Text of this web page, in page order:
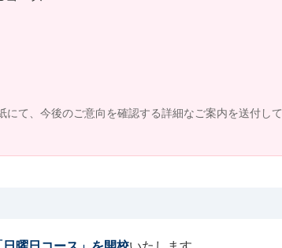
て、今後のご意向を確認する詳細なご案内を送付して